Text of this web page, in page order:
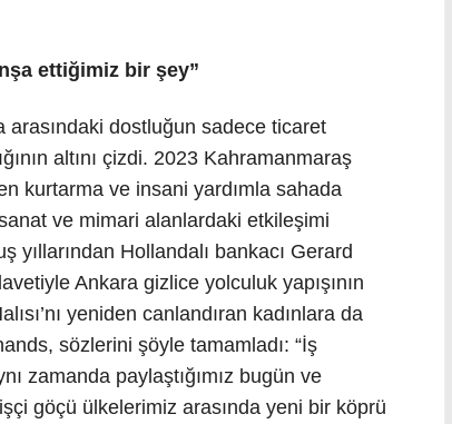
ettiğimiz bir şey”
dostluğun sadece ticaret
altını çizdi. 2023 Kahramanmaraş
kurtarma ve insani yardımla sahada
ve mimari alanlardaki etkileşimi
yıllarından Hollandalı bankacı Gerard
Ankara gizlice yolculuk yapışının
yeniden canlandıran kadınlara da
sözlerini şöyle tamamladı: “İş
zamanda paylaştığımız bugün ve
göçü ülkelerimiz arasında yeni bir köprü